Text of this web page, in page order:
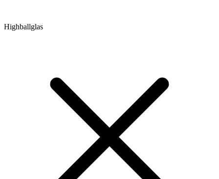
Highballglas